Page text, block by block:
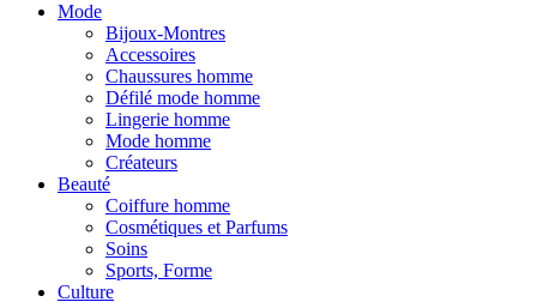
Mode
Bijoux-Montres
Accessoires
Chaussures homme
Défilé mode homme
Lingerie homme
Mode homme
Créateurs
Beauté
Coiffure homme
Cosmétiques et Parfums
Soins
Sports, Forme
Culture